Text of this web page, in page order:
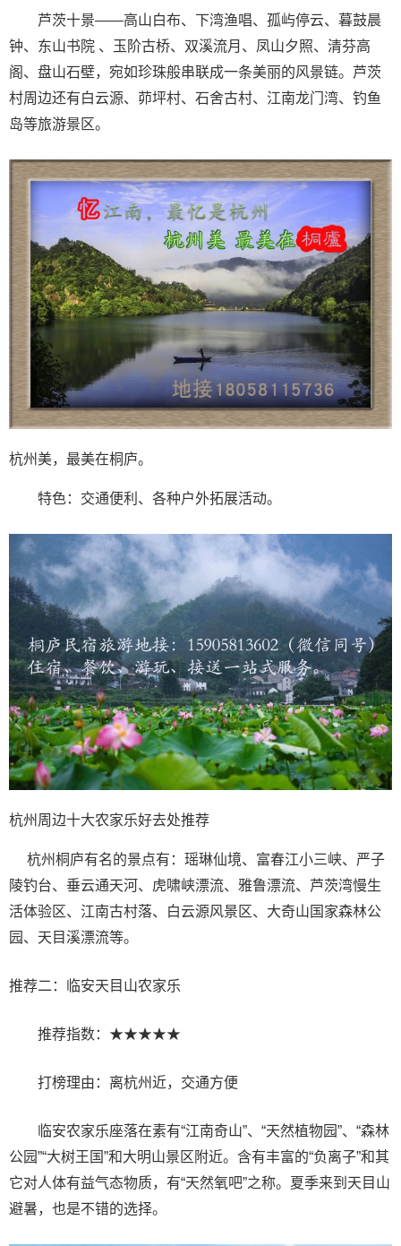
芦茨十景——高山白布、下湾渔唱、孤屿停云、暮鼓晨
钟、东山书院 、玉阶古桥、双溪流月、凤山夕照、清芬高
阁、盘山石壁，宛如珍珠般串联成一条美丽的风景链。芦茨
村周边还有白云源、茆坪村、石舍古村、江南龙门湾、钓鱼
岛等旅游景区。
杭州美，最美在桐庐。
特色：交通便利、各种户外拓展活动。
杭州周边十大农家乐好去处推荐
杭州桐庐有名的景点有：瑶琳仙境、富春江小三峡、严子
陵钓台、垂云通天河、虎啸峡漂流、雅鲁漂流、芦茨湾慢生
活体验区、江南古村落、白云源风景区、大奇山国家森林公
园、天目溪漂流等。
推荐二：临安天目山农家乐
推荐指数：★★★★★
打榜理由：离杭州近，交通方便
临安农家乐座落在素有“江南奇山”、“天然植物园”、“森林
公园”“大树王国”和大明山景区附近。含有丰富的“负离子”和其
它对人体有益气态物质，有“天然氧吧”之称。夏季来到天目山
避暑，也是不错的选择。